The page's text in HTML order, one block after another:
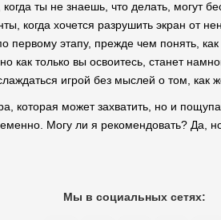
ты не знаешь, что делать, могут
хочется разрушить экран от
этапу, прежде чем понять, как
как только вы освоитесь, станет
игрой без мыслей о том, как
которая может захватить, но и
Могу ли я рекомендовать? Да,
Мы в социальных сетях: